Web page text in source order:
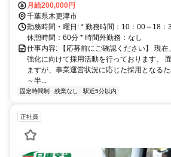
月給200,000円
千葉県木更津市
勤務時間・曜日: * 勤務時間：10：00～18：
休憩時間：60分 * 時間外勤務：なし
仕事内容: 【応募前にご確認ください】 現
強化に向けて採用活動を行っております。
ますが、事業運営状況に応じた採用となる
～半...
固定時間制 残業なし 駅近5分以内
正社員